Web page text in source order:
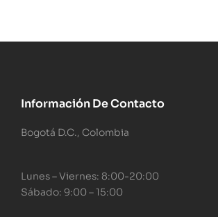
Información De Contacto
Bogotá D.C., Colombia
Lunes – Viernes: 8:00-20:00
Sábado: 9:00 – 15:00